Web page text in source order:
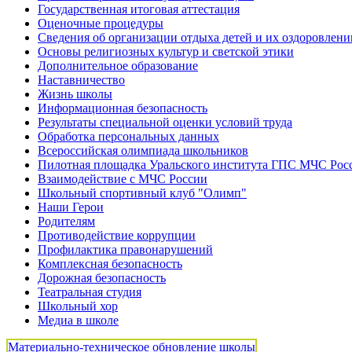
Государственная итоговая аттестация
Оценочные процедуры
Сведения об организации отдыха детей и их
Основы религиозных культур и светской этики
Дополнительное образование
Наставничество
Жизнь школы
Информационная безопасность
Результаты специальной оценки условий труда
Обработка персональных данных
Всероссийская олимпиада школьников
Пилотная площадка Уральского института ГПС МЧС
Взаимодействие с МЧС России
Школьный спортивный клуб "Олимп"
Наши Герои
Родителям
Противодействие коррупции
Профилактика правонарушений
Комплексная безопасность
Дорожная безопасность
Театральная студия
Школьный хор
Медиа в школе
Материально-техническое обновление школы